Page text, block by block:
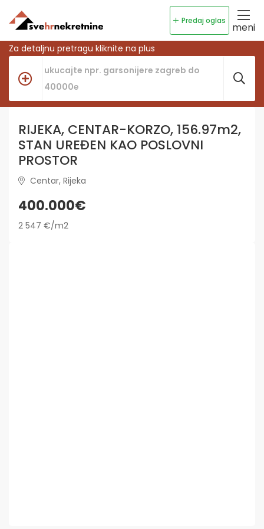
Predaj oglas
meni
Za detaljnu pretragu kliknite na plus
RIJEKA, CENTAR-KORZO, 156.97m2,
STAN UREĐEN KAO POSLOVNI
PROSTOR
Centar, Rijeka
400.000€
2 547 €/m2